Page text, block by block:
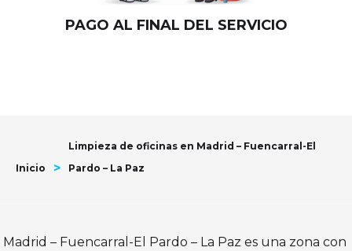
PAGO AL FINAL DEL SERVICIO
Inicio >
Limpieza de oficinas en Madrid – Fuencarral-El
Pardo – La Paz
Madrid – Fuencarral-El Pardo – La Paz es una zona con